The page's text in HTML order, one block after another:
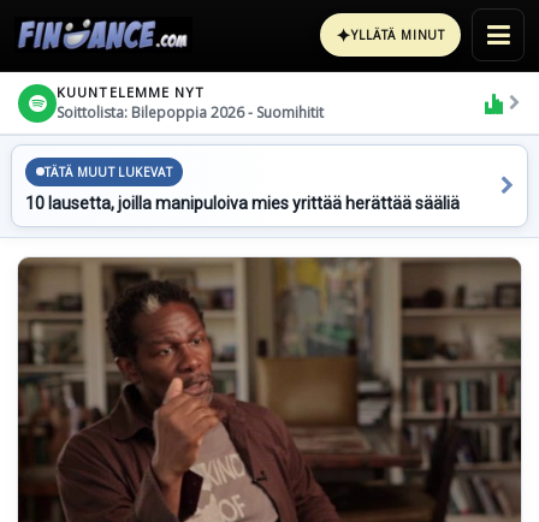
✦YLLÄTÄ MINUT
KUUNTELEMME NYT
Soittolista: Bilepoppia 2026 - Suomihitit
TÄTÄ MUUT LUKEVAT
10 lausetta, joilla manipuloiva mies yrittää herättää sääliä